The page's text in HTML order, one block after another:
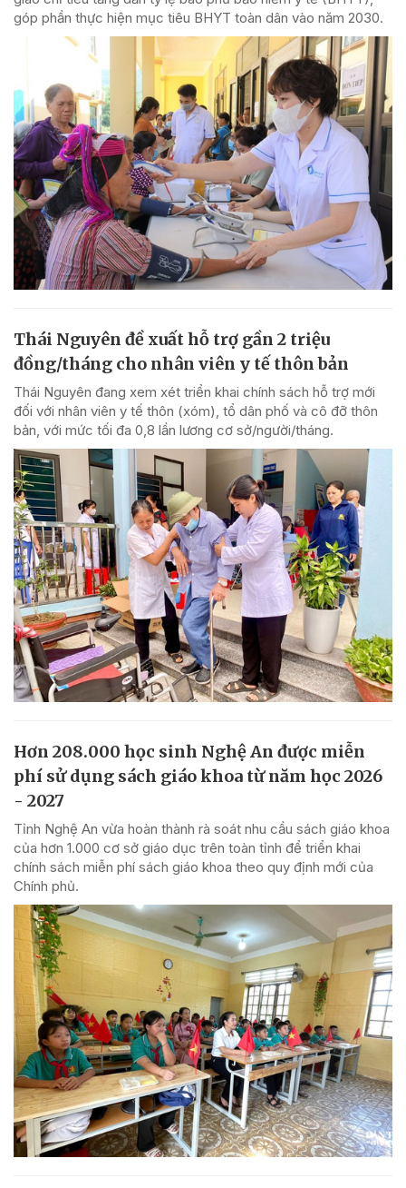
góp phần thực hiện mục tiêu BHYT toàn dân vào năm 2030.
Thái Nguyên đề xuất hỗ trợ gần 2 triệu
đồng/tháng cho nhân viên y tế thôn bản
Thái Nguyên đang xem xét triển khai chính sách hỗ trợ mới
đối với nhân viên y tế thôn (xóm), tổ dân phố và cô đỡ thôn
bản, với mức tối đa 0,8 lần lương cơ sở/người/tháng.
Hơn 208.000 học sinh Nghệ An được miễn
phí sử dụng sách giáo khoa từ năm học 2026
- 2027
Tỉnh Nghệ An vừa hoàn thành rà soát nhu cầu sách giáo khoa
của hơn 1.000 cơ sở giáo dục trên toàn tỉnh để triển khai
chính sách miễn phí sách giáo khoa theo quy định mới của
Chính phủ.